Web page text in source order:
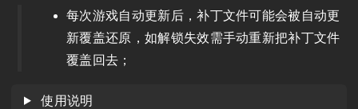
每次游戏自动更新后，补丁文件可能会被自动更
新覆盖还原，如解锁失效需手动重新把补丁文件
覆盖回去；
使用说明